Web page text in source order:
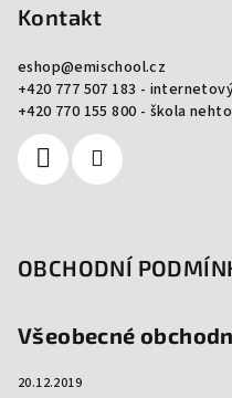
Kontakt
eshop@emischool.cz
+420 777 507 183 -
+420 770 155 800 - škola
OBCHODNÍ
Všeobecné
20.12.2019